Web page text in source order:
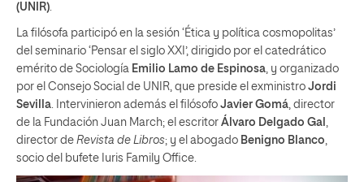
(UNIR)
La filósofa participó en la sesión ‘Ética y política cosmopolitas’
del seminario ‘Pensar el siglo XXI’, dirigido por el catedrático
emérito de Sociología Emilio Lamo de Espinosa , y organizado
por el Consejo Social de UNIR, que preside el exministro Jordi
Sevilla . Intervinieron además el filósofo Javier Gomá , director
de la Fundación Juan March; el escritor Álvaro Delgado Gal
director de Revista de Libros; y el abogado Benigno Blanco
socio del bufete Iuris Family Office.